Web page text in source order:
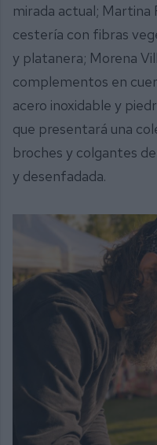
mirada actual; Martina
cestería con fibras
y platanera; Morena
complementos en
acero inoxidable y
que presentará una
broches y colgantes
y desenfadada.